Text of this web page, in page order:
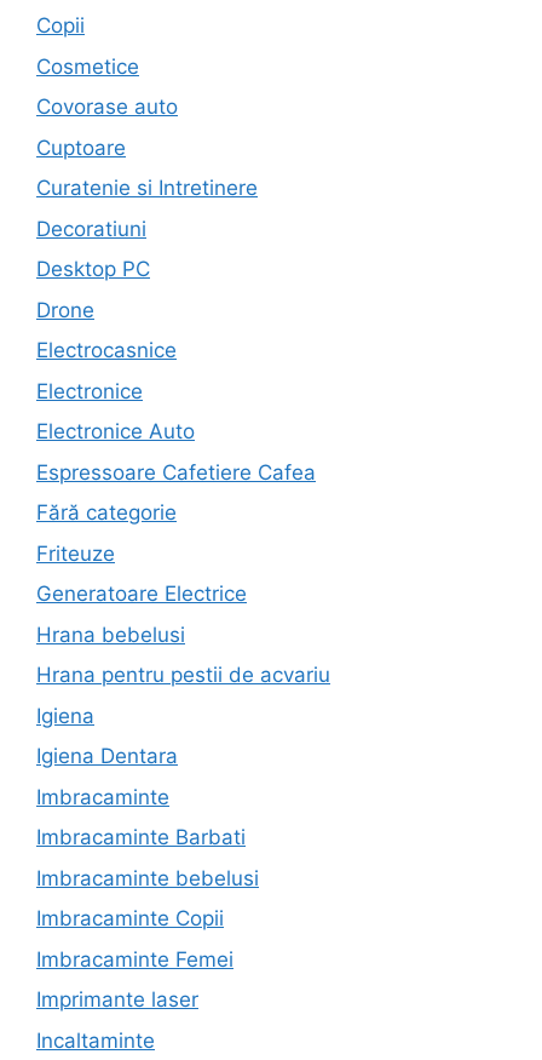
Copii
Cosmetice
Covorase auto
Cuptoare
Curatenie si Intretinere
Decoratiuni
Desktop PC
Drone
Electrocasnice
Electronice
Electronice Auto
Espressoare Cafetiere Cafea
Fără categorie
Friteuze
Generatoare Electrice
Hrana bebelusi
Hrana pentru pestii de acvariu
Igiena
Igiena Dentara
Imbracaminte
Imbracaminte Barbati
Imbracaminte bebelusi
Imbracaminte Copii
Imbracaminte Femei
Imprimante laser
Incaltaminte